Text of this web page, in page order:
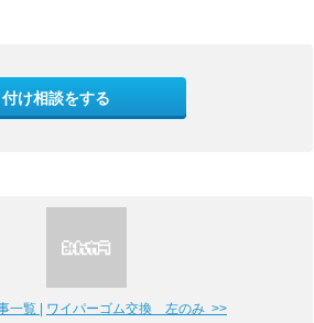
け相談をする
一覧 | ワイパーゴム交換 左のみ >>